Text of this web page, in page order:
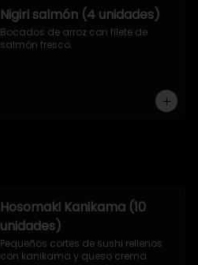
Nigiri salmón (4 unidades)
Bocados de arroz con filete de
salmón fresco.
Hosomaki Kanikama (10
unidades)
Pequeños cortes de sushi rellenos
con kanikama y queso crema